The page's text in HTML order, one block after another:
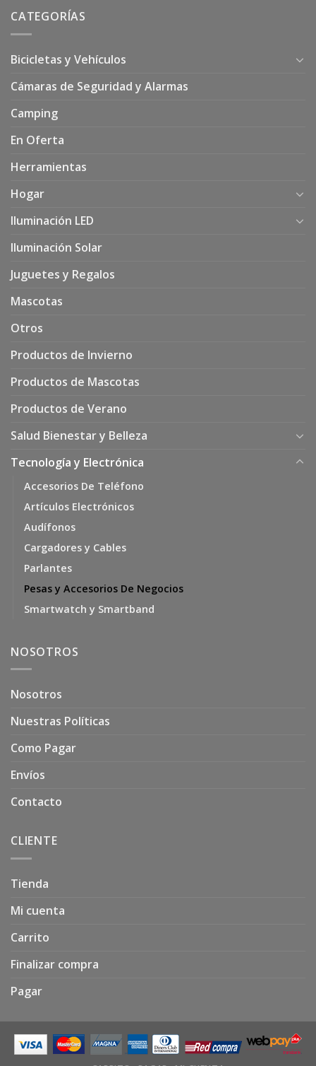
CATEGORÍAS
Bicicletas y Vehículos
Cámaras de Seguridad y Alarmas
Camping
En Oferta
Herramientas
Hogar
Iluminación LED
Iluminación Solar
Juguetes y Regalos
Mascotas
Otros
Productos de Invierno
Productos de Mascotas
Productos de Verano
Salud Bienestar y Belleza
Tecnología y Electrónica
Accesorios De Teléfono
Artículos Electrónicos
Audífonos
Cargadores y Cables
Parlantes
Pesas y Accesorios De Negocios
Smartwatch y Smartband
NOSOTROS
Nosotros
Nuestras Políticas
Como Pagar
Envíos
Contacto
CLIENTE
Tienda
Mi cuenta
Carrito
Finalizar compra
Pagar